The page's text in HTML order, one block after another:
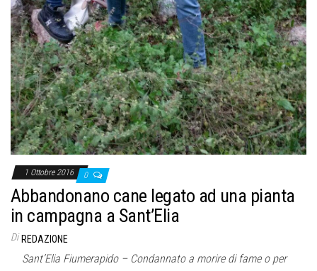
1 Ottobre 2016 0
Abbandonano cane legato ad una pianta
in campagna a Sant’Elia
Di REDAZIONE
Sant’Elia Fiumerapido – Condannato a morire di fame o per